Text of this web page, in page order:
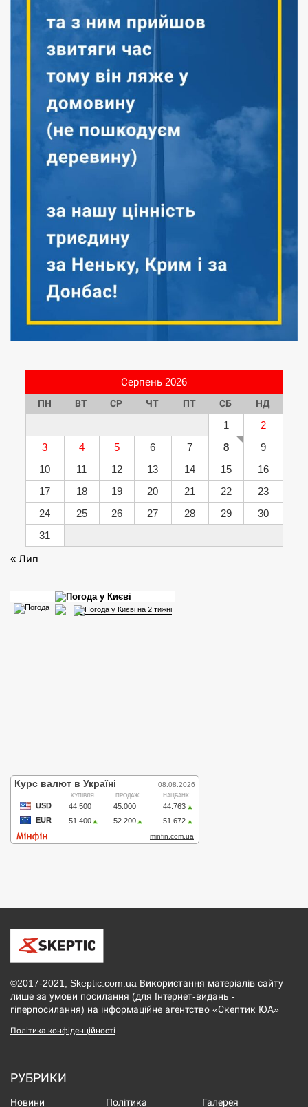
Серпень 2026
ПН ВТ СР ЧТ ПТ СБ НД
1
2
3
4 5 6 7 8
9
10
11 12 13 14 15
16
17
18 19 20 21 22
23
24
25 26 27 28 29
30
31
« Лип
©2017-2021, Skeptic.com.ua Використання матеріалів сайту
лише за умови посилання (для Інтернет-видань -
гіперпосилання) на інформаційне агентство «Скептик ЮА»
Політика конфіденційності
РУБРИКИ
Новини Політика Галерея